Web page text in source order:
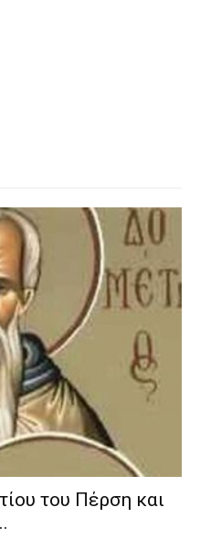
του Πέρση και